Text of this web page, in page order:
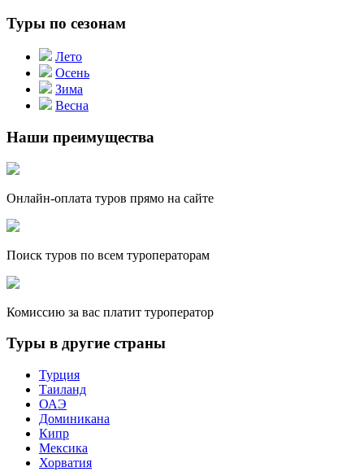
Туры по сезонам
Лето
Осень
Зима
Весна
Наши преимущества
Онлайн-оплата туров прямо на сайте
Поиск туров по всем туроператорам
Комиссию за вас платит туроператор
Туры в другие страны
Турция
Таиланд
ОАЭ
Доминикана
Кипр
Мексика
Хорватия